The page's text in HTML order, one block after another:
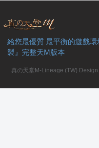
給您最優質 最平衡的遊戲
製』完整天M版本
真の天堂M-Lineage (TW)